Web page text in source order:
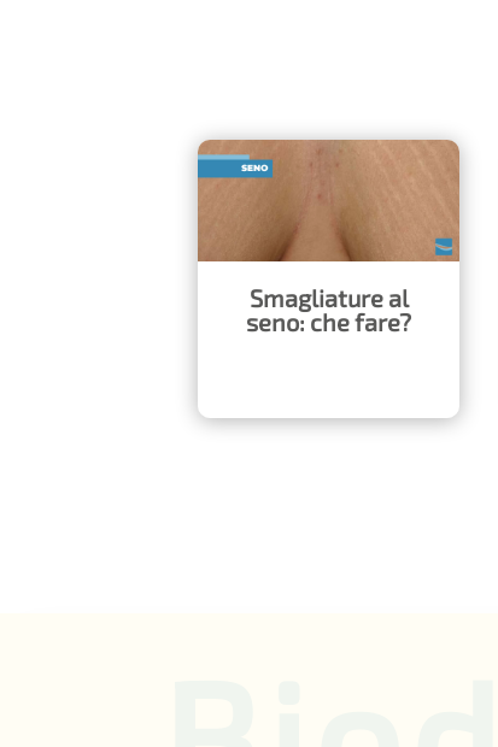
Smagliature al
seno: che fare?